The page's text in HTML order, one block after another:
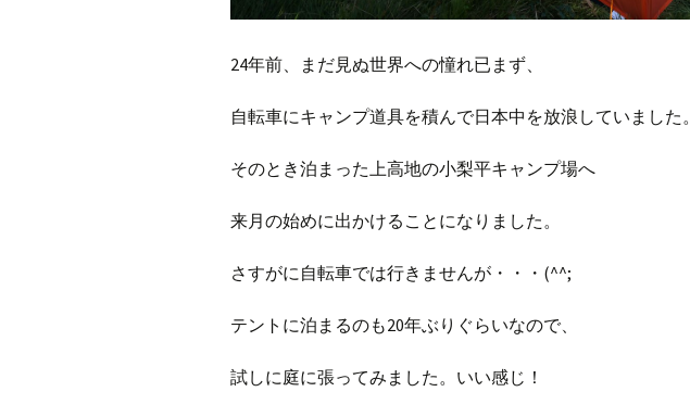
24年前、まだ見ぬ世界への憧れ已まず、
自転車にキャンプ道具を積んで日本中を放浪していました。
そのとき泊まった上高地の小梨平キャンプ場へ
来月の始めに出かけることになりました。
さすがに自転車では行きませんが・・・(^^;
テントに泊まるのも20年ぶりぐらいなので、
試しに庭に張ってみました。いい感じ！